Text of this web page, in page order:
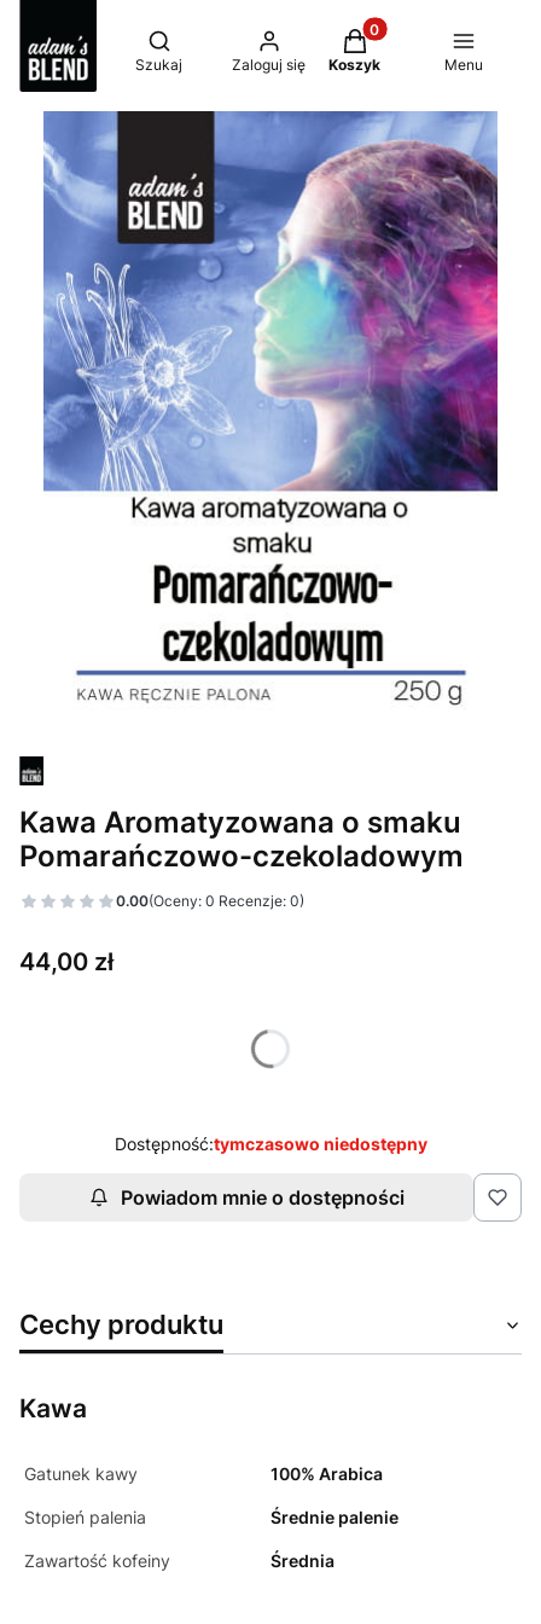
Otwórz wyszukiwarkę
Szukaj Zaloguj się
Produkty w koszyku:
Koszyk Menu
Kawa Aromatyzowana o smaku
Pomarańczowo-czekoladowym
0.00(Oceny: 0 Recenzje: 0)
Cena
44,00 zł
Poszczególne warianty mogą różnić się ceną
Dostępność:tymczasowo niedostępny
Powiadom mnie o dostępności
Cechy produktu
Kawa
Gatunek kawy 100% Arabica
Stopień palenia Średnie palenie
Zawartość kofeiny Średnia